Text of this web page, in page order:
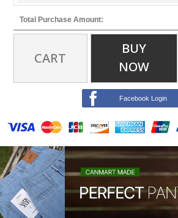
Total Purchase Amount:
CART
BUY
NOW
Facebook Login